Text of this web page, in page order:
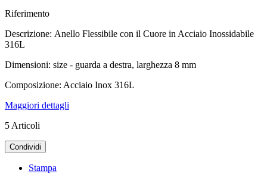
Riferimento
Descrizione: Anello Flessibile con il Cuore in Acciaio Inossidabile
316L
Dimensioni: size - guarda a destra, larghezza 8 mm
Composizione: Acciaio Inox 316L
Maggiori dettagli
5 Articoli
Condividi
Stampa